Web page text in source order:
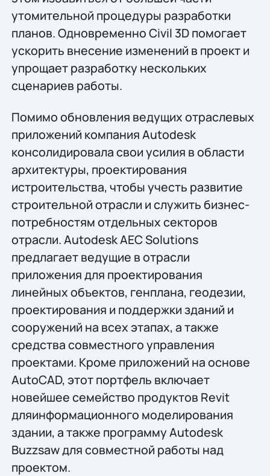
утомительной процедуры разработки
планов. Одновременно Civil 3D помогает
ускорить внесение изменений в проект и
упрощает разработку нескольких
сценариев работы.
Помимо обновления ведущих отраслевых
приложений компания Autodesk
консолидировала свои усилия в области
архитектуры, проектирования
истроительства, чтобы учесть развитие
строительной отрасли и служить бизнес-
потребностям отдельных секторов
отрасли. Autodesk AEC Solutions
предлагает ведущие в отрасли
приложения для проектирования
линейных объектов, генплана, геодезии,
проектирования и поддержки зданий и
сооружений на всех этапах, а также
средства совместного управления
проектами. Кроме приложений на основе
AutoCAD, этот портфель включает
новейшее семейство продуктов Revit
дляинформационного моделирования
здании, а также программу Autodesk
Buzzsaw для совместной работы над
проектом.